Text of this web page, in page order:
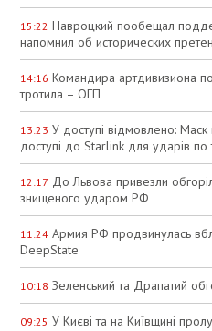
15:22 Навроцкий пообещал
напомнил об исторических
14:16 Командира артдивизиона
тротила – ОГП
13:23 У доступі відмовлено:
доступі до Starlink для ударів по
12:17 До Львова привезли
знищеного ударом РФ
11:24 Армия РФ продвинулась
DeepState
10:18 Зеленський та Драпатий
09:25 У Києві та на Київщині